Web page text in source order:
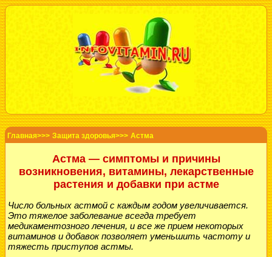
Главная>>> Защита здоровья>>> Астма
Астма — симптомы и причины
возникновения, витамины, лекарственные
растения и добавки при астме
Числобольных астмой с каждым годом увеличивается.
Это тяжелое заболевание всегда требует
медикаментозного лечения, и все же прием некоторых
витаминов и добавок позволяет уменьшить частоту и
тяжестьприступов астмы.